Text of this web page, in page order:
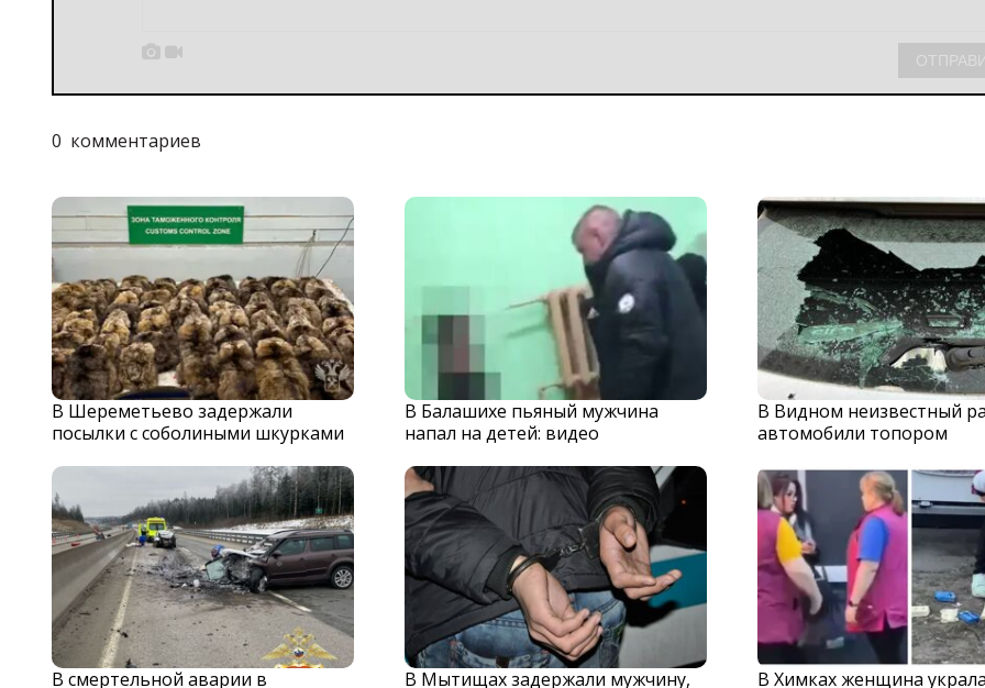
 
0 комментариев
В Шереметьево задержали
посылки с соболиными шкурками
В Балашихе пьяный мужчина
напал на детей: видео
В Видном неизвестный
автомобили топором
В смертельной аварии в В Мытищах задержали мужчину, В Химках женщина